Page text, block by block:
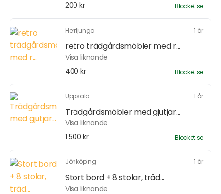
200 kr
Blocket.se
Herrljunga 1 år
retro trädgårdsmöbler med r...
Visa liknande
400 kr
Blocket.se
Uppsala 1 år
Trädgårdsmöbler med gjutjär...
Visa liknande
1 500 kr
Blocket.se
Jönköping 1 år
Stort bord + 8 stolar, träd...
Visa liknande